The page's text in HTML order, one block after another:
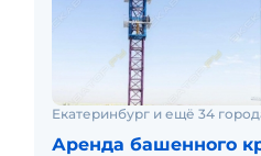
Екатеринбург и ещё 34
Аренда башенного